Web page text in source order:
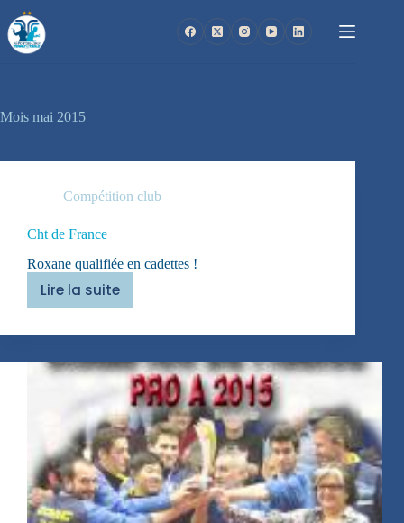
au
contenu
Mois mai 2015
Compétition club
Cht de France
Roxane qualifiée en cadettes !
Lire la suite
Cht
France